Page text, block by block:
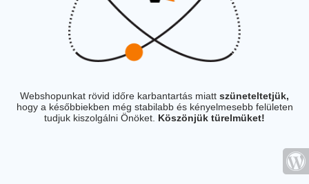
Webshopunkat rövid időre karbantartás miatt szüneteltetjük,
hogy a későbbiekben még stabilabb és kényelmesebb felületen
tudjuk kiszolgálni Önöket. Köszönjük türelmüket!